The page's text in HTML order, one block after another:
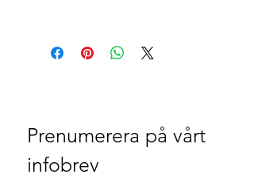
Prenumerera på vårt
infobrev